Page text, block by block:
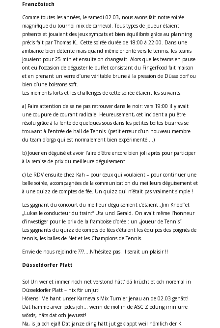
Französisch
Comme toutes les années, le samedi 02.03, nous avons fait notre soirée
magnifique du tournoi mix de carneval. Tous types de joueur étaient
présents et jouaient des jeux sympats et bien équilibrés grâce au planning
précis fait par Thomas K.. Cette soirée durée de 18:00 à 22:00. Dans une
ambiance bien détente mais quand même orienté vers le tennis, les teams
jouaient pour 25 min et ensuite on changeait. Alors que les teams en pause
ont eu l’occasion de déguster le buffet consistant du FingerFood fait maison
et en prenant un verre d’une véritable brune à la pression de Düsseldorf ou
bien d’une boissons soft.
Les moments forts et les challenges de cette soirée étaient les suivants:
a) Faire attention de se ne pas retrouver dans le noir: vers 19:00 il y avait
une coupure de courant radicale. Heureusement, cet incident a pu être
résolu grâce à la fente de quelques sous dans les petites boites bizarres se
trouvant à l’entrée de hall de Tennis (petit erreur d’un nouveau membre
du team d’orga qui est normalement bien expérimenté …)
b) Jouer en déguisé et avoir l’aire d’être encore bien joli après pour participer
à la remise de prix du meilleure déguisement.
c) Le RDV ensuite chez Kah – pour ceux qui voulaient – pour continuer une
belle soirée, accompagnées de la communication du meilleurs déguisement et
à une quizz de comptes de fée. Un quizz qui n’était pas vraiment simple !
Les gagnant du concourt du meilleur déguisement c’étaient „Jim Knopf“et
„Lukas le conducteur du train:“ Uta und Gerald. On avait même l’honneur
d’investiger pour le prix de la framboise d’orée : un „joueur de Tennis“.
Les gagnants du quizz de compts de fées c’étaient les équipes des poignés de
tennis, les balles de Net et les Champions de Tennis.
Envie de nous rejoindre ???….N’hésitez pas. Il serait un plaisir !!
Düsseldorfer Platt
So! Un wer et immer noch net verstond hätt‘ dä krücht et och noremal in
Düsseldorfer Platt – nix för unjut!
Hörens! Me hant unser Karnevals Mix Turnier jenau an de 02.03 gehätt!
Dat hamme ärver jedes joh… wenn de mol in de ASC Ziedung irrinlurre
wörds, häts dat och jewusst!
Na, is ja och ejal! Dat janze ding hätt jut geklappt weil nömlich der K.